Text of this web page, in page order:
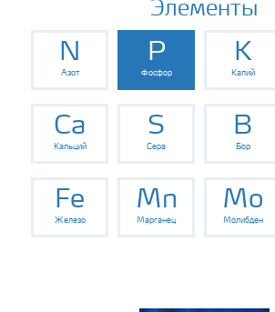
Хранение удобрений и их
Элементы
N
Азот
P
Фосфор
K
Калий
Ca
Кальций
S
Сера
B
Бор
Fe
Железо
Mn
Марганец
Mo
Молибден